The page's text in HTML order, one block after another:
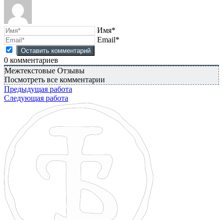
Имя*
Email*
0 комментариев
Межтекстовые Отзывы
Посмотреть все комментарии
Предыдущая работа
Следующая работа